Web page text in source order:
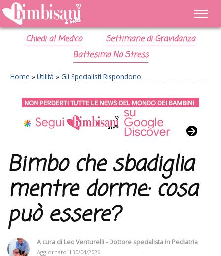
Chiedi al Medico
Settimane di Gravidanza
Battesimo No Stress
Home » Utilità » Gli Specialisti Rispondono
Bimbo che sbadiglia
mentre dorme: cosa
può essere?
A cura di Leo Venturelli - Dottore specialista in Pediatria
Aggiornato il 30/04/2026